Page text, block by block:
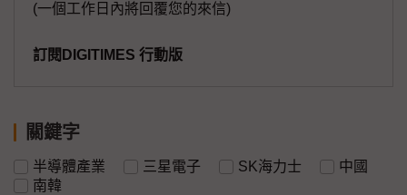
(一個工作日內將回覆您的來信)
訂閱DIGITIMES 行動版
關鍵字
半導體產業 三星電子 SK海力士
中國
南韓